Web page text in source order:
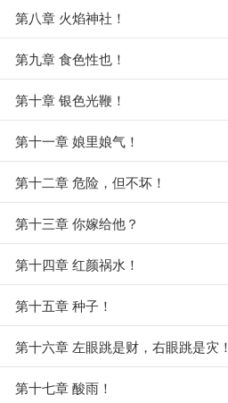
第八章 火焰神社！
第九章 食色性也！
第十章 银色光鞭！
第十一章 娘里娘气！
第十二章 危险，但不坏！
第十三章 你嫁给他？
第十四章 红颜祸水！
第十五章 种子！
第十六章 左眼跳是财，右眼跳是灾！
第十七章 酸雨！